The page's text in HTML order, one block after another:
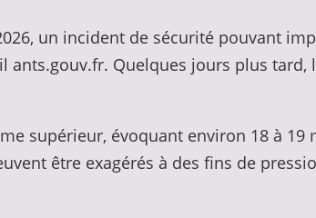
un incident de sécurité pouvant
Quelques jours plus tard,
supérieur, évoquant environ 18 à 19
être exagérés à des fins de